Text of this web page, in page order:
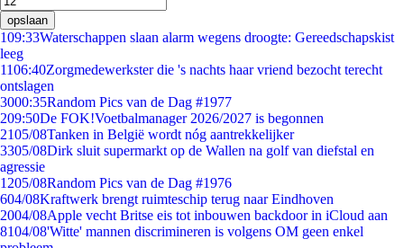
opslaan
109:33Waterschappen slaan alarm wegens droogte: Gereedschapskist
leeg
1106:40Zorgmedewerkster die 's nachts haar vriend bezocht terecht
ontslagen
3000:35Random Pics van de Dag #1977
209:50De FOK!Voetbalmanager 2026/2027 is begonnen
2105/08Tanken in België wordt nóg aantrekkelijker
3305/08Dirk sluit supermarkt op de Wallen na golf van diefstal en
agressie
1205/08Random Pics van de Dag #1976
604/08Kraftwerk brengt ruimteschip terug naar Eindhoven
2004/08Apple vecht Britse eis tot inbouwen backdoor in iCloud aan
8104/08'Witte' mannen discrimineren is volgens OM geen enkel